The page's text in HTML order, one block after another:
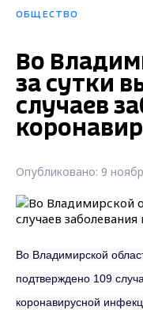
ОБЩЕСТВО
Во
за сутки
случаев
Опубликовано: 9
Во Владимирской
подтверждено 109
коронавирусной